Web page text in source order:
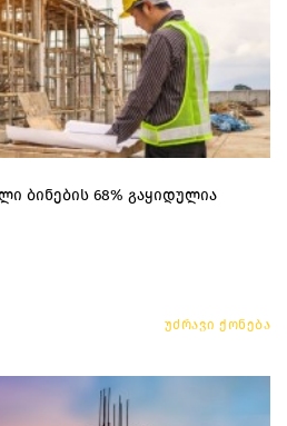
ბინების 68% გაყიდულია
უძრავი ქონება